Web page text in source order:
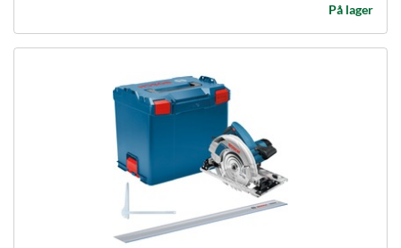
På lager